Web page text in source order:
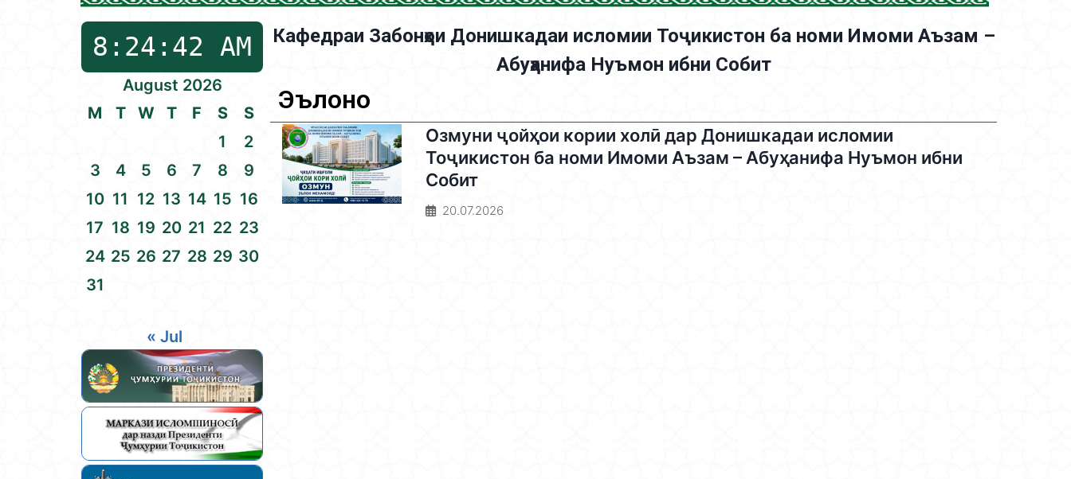
August 2026
M
T W T F S
S
1
2
3
4 5 6 7 8
9
10 11 12 13 14 15 16
17 18 19 20 21 22 23
24 25 26 27 28 29 30
31
« Jul
Кафедраи Забонҳои Донишкадаи исломии Тоҷикистон ба номи Имоми Аъзам –
Абуҳанифа Нуъмон ибни Собит
Эълонҳо
Озмуни ҷойҳои кории холӣ дар Донишкадаи исломии
Тоҷикистон ба номи Имоми Аъзам – Абуҳанифа Нуъмон ибни
Собит
20.07.2026